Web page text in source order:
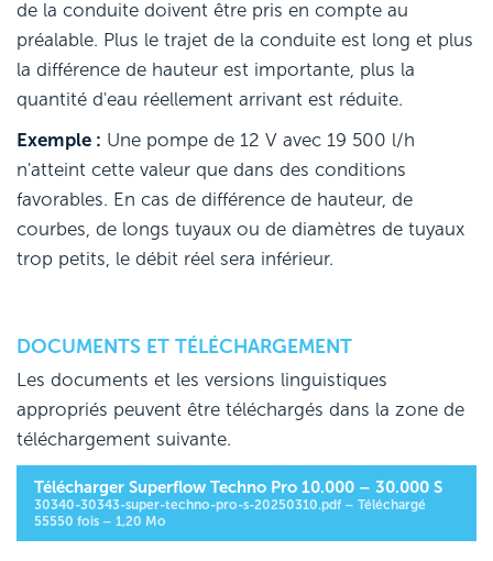
de la conduite doivent être pris en compte au
préalable. Plus le trajet de la conduite est long et plus
la différence de hauteur est importante, plus la
quantité d'eau réellement arrivant est réduite.
Exemple : Une pompe de 12 V avec 19 500 l/h
n'atteint cette valeur que dans des conditions
favorables. En cas de différence de hauteur, de
courbes, de longs tuyaux ou de diamètres de tuyaux
trop petits, le débit réel sera inférieur.
DOCUMENTS ET TÉLÉCHARGEMENT
Les documents et les versions linguistiques
appropriés peuvent être téléchargés dans la zone de
téléchargement suivante.
Télécharger Superflow Techno Pro 10.000 – 30.000 S
30340-30343-super-techno-pro-s-20250310.pdf – Téléchargé
55550 fois – 1,20 Mo